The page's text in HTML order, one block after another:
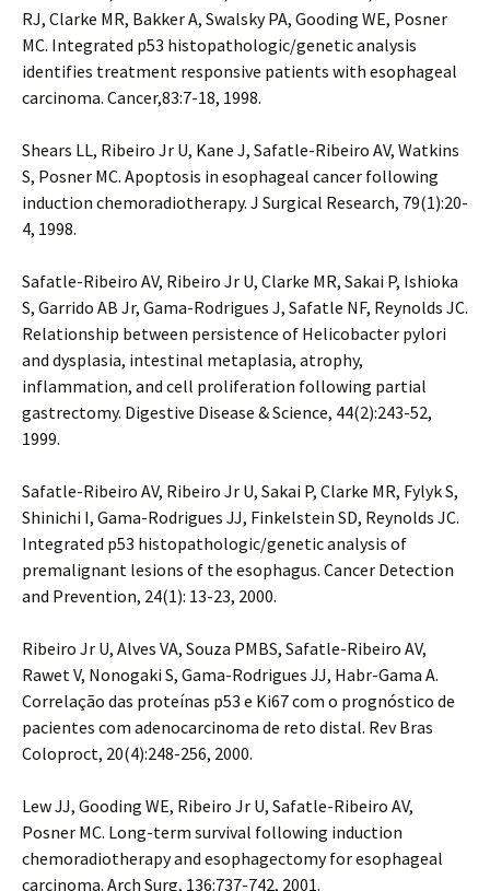
RJ, Clarke MR, Bakker A, Swalsky PA, Gooding WE, Posner
MC. Integrated p53 histopathologic/genetic analysis
identifies treatment responsive patients with esophageal
carcinoma. Cancer,83:7-18, 1998.
Shears LL, Ribeiro Jr U, Kane J, Safatle-Ribeiro AV, Watkins
S, Posner MC. Apoptosis in esophageal cancer following
induction chemoradiotherapy. J Surgical Research, 79(1):20-
4, 1998.
Safatle-Ribeiro AV, Ribeiro Jr U, Clarke MR, Sakai P, Ishioka
S, Garrido AB Jr, Gama-Rodrigues J, Safatle NF, Reynolds JC.
Relationship between persistence of Helicobacter pylori
and dysplasia, intestinal metaplasia, atrophy,
inflammation, and cell proliferation following partial
gastrectomy. Digestive Disease & Science, 44(2):243-52,
1999.
Safatle-Ribeiro AV, Ribeiro Jr U, Sakai P, Clarke MR, Fylyk S,
Shinichi I, Gama-Rodrigues JJ, Finkelstein SD, Reynolds JC.
Integrated p53 histopathologic/genetic analysis of
premalignant lesions of the esophagus. Cancer Detection
and Prevention, 24(1): 13-23, 2000.
Ribeiro Jr U, Alves VA, Souza PMBS, Safatle-Ribeiro AV,
Rawet V, Nonogaki S, Gama-Rodrigues JJ, Habr-Gama A.
Correlação das proteínas p53 e Ki67 com o prognóstico de
pacientes com adenocarcinoma de reto distal. Rev Bras
Coloproct, 20(4):248-256, 2000.
Lew JJ, Gooding WE, Ribeiro Jr U, Safatle-Ribeiro AV,
Posner MC. Long-term survival following induction
chemoradiotherapy and esophagectomy for esophageal
carcinoma. Arch Surg, 136:737-742, 2001.